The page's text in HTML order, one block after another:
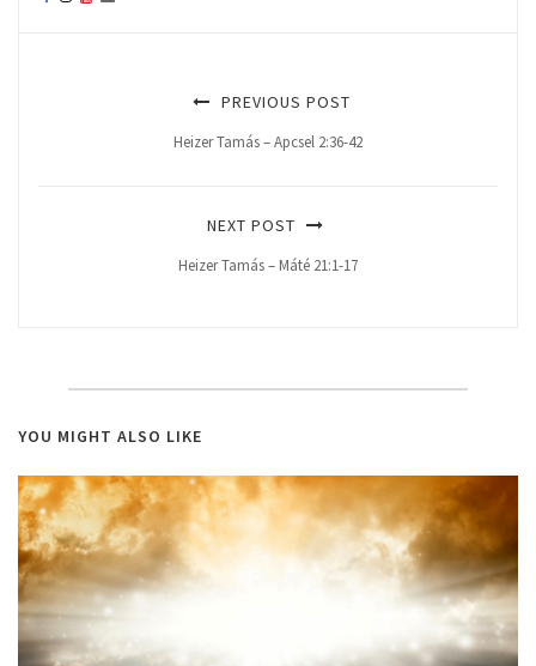
PREVIOUS POST
Heizer Tamás – Apcsel 2:36-42
NEXT POST
Heizer Tamás – Máté 21:1-17
YOU MIGHT ALSO LIKE